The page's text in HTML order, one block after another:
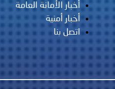
أخبار الأمانة العامة
أخبار أمنية
اتصل بنا